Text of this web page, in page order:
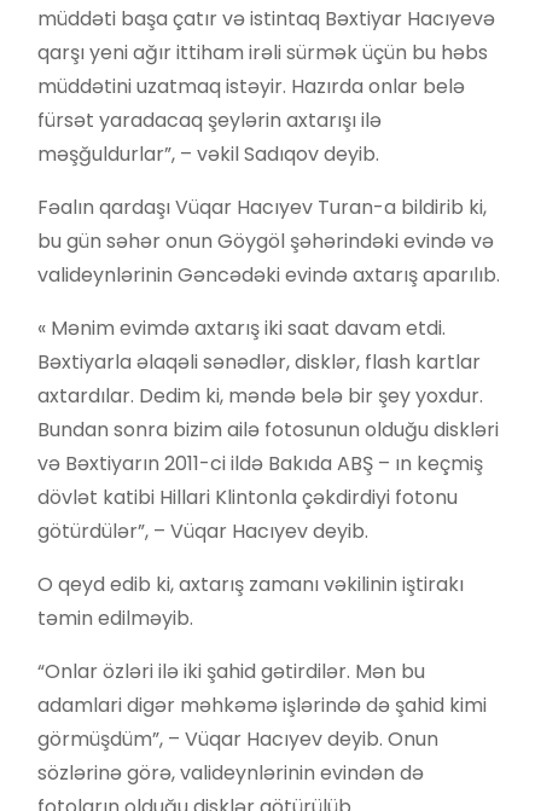
müddəti başa çatır və istintaq Bəxtiyar Hacıyevə
qarşı yeni ağır ittiham irəli sürmək üçün bu həbs
müddətini uzatmaq istəyir. Hazırda onlar belə
fürsət yaradacaq şeylərin axtarışı ilə
məşğuldurlar”, – vəkil Sadıqov deyib.
Fəalın qardaşı Vüqar Hacıyev Turan-a bildirib ki,
bu gün səhər onun Göygöl şəhərindəki evində və
valideynlərinin Gəncədəki evində axtarış aparılıb.
« Mənim evimdə axtarış iki saat davam etdi.
Bəxtiyarla əlaqəli sənədlər, disklər, flash kartlar
axtardılar. Dedim ki, məndə belə bir şey yoxdur.
Bundan sonra bizim ailə fotosunun olduğu diskləri
və Bəxtiyarın 2011-ci ildə Bakıda ABŞ – ın keçmiş
dövlət katibi Hillari Klintonla çəkdirdiyi fotonu
götürdülər”, – Vüqar Hacıyev deyib.
O qeyd edib ki, axtarış zamanı vəkilinin iştirakı
təmin edilməyib.
“Onlar özləri ilə iki şahid gətirdilər. Mən bu
adamlari digər məhkəmə işlərində də şahid kimi
görmüşdüm”, – Vüqar Hacıyev deyib. Onun
sözlərinə görə, valideynlərinin evindən də